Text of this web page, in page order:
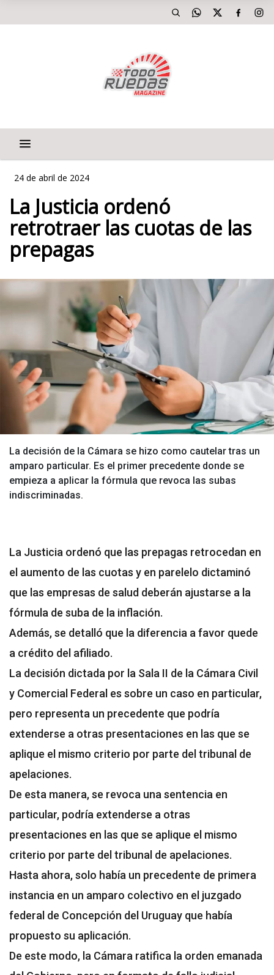
24 de abril de 2024
La Justicia ordenó
retrotraer las cuotas de las
prepagas
La decisión de la Cámara se hizo como cautelar tras un
amparo particular. Es el primer precedente donde se
empieza a aplicar la fórmula que revoca las subas
indiscriminadas.
La Justicia ordenó que las prepagas retrocedan en
el aumento de las cuotas y en parelelo dictaminó
que las empresas de salud deberán ajustarse a la
fórmula de suba de la inflación.
Además, se detalló que la diferencia a favor quede
a crédito del afiliado.
La decisión dictada por la Sala II de la Cámara Civil
y Comercial Federal es sobre un caso en particular,
pero representa un precedente que podría
extenderse a otras presentaciones en las que se
aplique el mismo criterio por parte del tribunal de
apelaciones.
De esta manera, se revoca una sentencia en
particular, podría extenderse a otras
presentaciones en las que se aplique el mismo
criterio por parte del tribunal de apelaciones.
Hasta ahora, solo había un precedente de primera
instancia en un amparo colectivo en el juzgado
federal de Concepción del Uruguay que había
propuesto su aplicación.
De este modo, la Cámara ratifica la orden emanada